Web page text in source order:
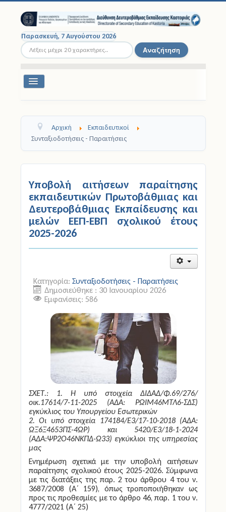
Παρασκευή, 7 Αυγούστου 2026
Αναζήτηση... Αναζήτηση
Εναλλαγή
Σχολικές Μονάδες
Μαθητές
Σχολικές Εκδρομές
Νομοθεσία
Πολιτική Προστασία
Ηλεκτρονικές Υπηρεσίες
Επικοινωνία
Αρχική
Εκπαιδευτικοί
Συνταξιοδοτήσεις - Παραιτήσεις
Υποβολή αιτήσεων παραίτησης
εκπαιδευτικών Πρωτοβάθμιας και
Δευτεροβάθμιας Εκπαίδευσης και
μελών ΕΕΠ-ΕΒΠ σχολικού έτους
2025-2026
Κατηγορία: Συνταξιοδοτήσεις - Παραιτήσεις
Δημοσιεύθηκε : 30 Ιανουαρίου 2026
Εμφανίσεις: 586
ΣΧΕΤ.: 1. Η υπό στοιχεία ΔΙΔΑΔ/Φ.69/276/
οικ.17614/7-11-2025 (ΑΔΑ: ΡΩΙΜ46ΜΤΛ6-ΣΔΣ)
εγκύκλιος του Υπουργείου Εσωτερικών
2. Οι υπό στοιχεία 174184/Ε3/17-10-2018 (ΑΔΑ:
ΩΞ6Ξ4653ΠΣ-4ΩΡ) και 5420/Ε3/18-1-2024
(ΑΔΑ:ΨΡ2Ο46ΝΚΠΔ-Ω33) εγκύκλιοι της υπηρεσίας
μας
Ενημέρωση σχετικά με την υποβολή αιτήσεων
παραίτησης σχολικού έτους 2025-2026. Σύμφωνα
με τις διατάξεις της παρ. 2 του άρθρου 4 του ν.
3687/2008 (Α΄ 159), όπως τροποποιήθηκαν ως
προς τις προθεσμίες με το άρθρο 46, παρ. 1 του ν.
4777/2021 (Α΄ 25)